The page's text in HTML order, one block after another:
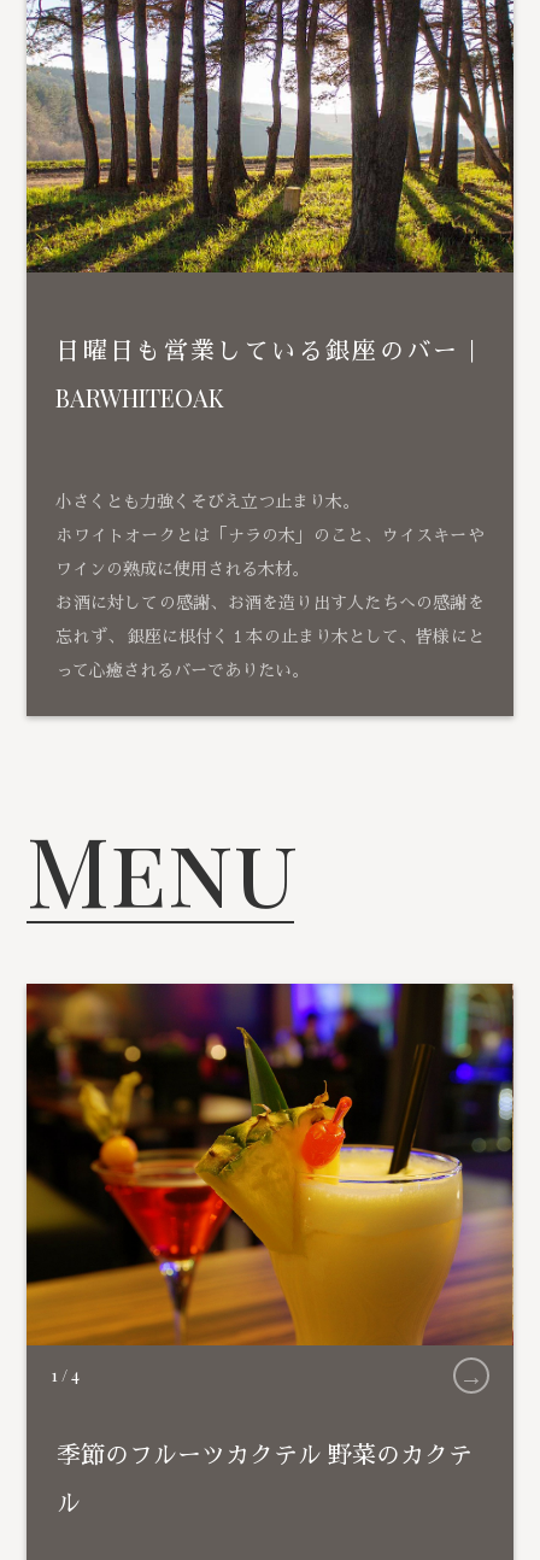
日曜日も営業している銀座のバー｜
BARWHITEOAK
小さくとも力強くそびえ立つ止まり木。
ホワイトオークとは「ナラの木」のこと、ウイスキーや
ワインの熟成に使用される木材。
お酒に対しての感謝、お酒を造り出す人たちへの感謝を
忘れず、 銀座に根付く１本の止まり木として、皆様にと
って心癒されるバーでありたい。
Menu
1 /4 →
季節のフルーツカクテル 野菜のカクテ
ル